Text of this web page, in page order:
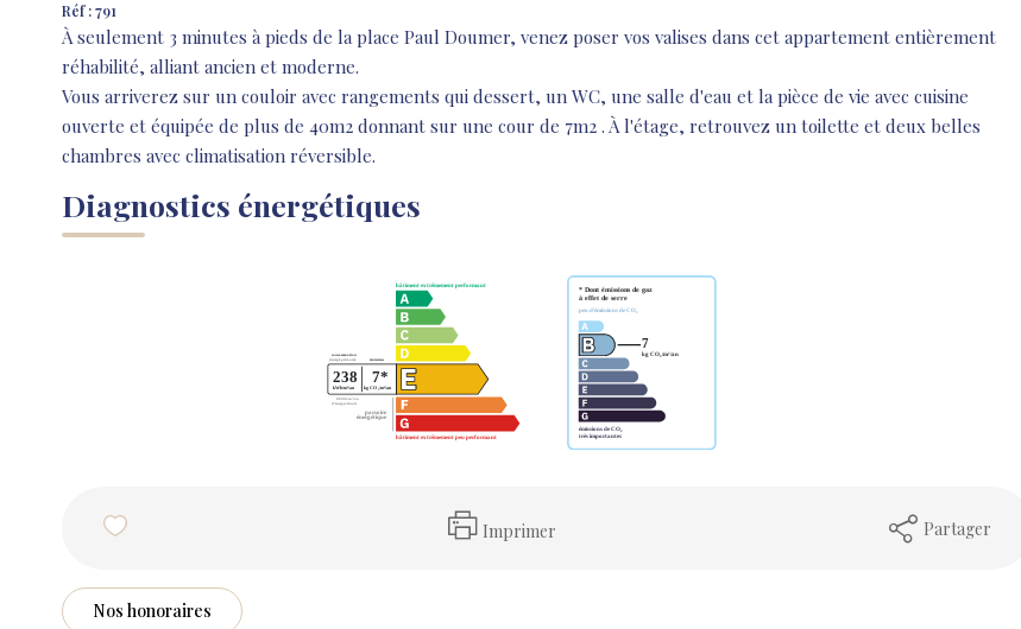
Réf : 791
À seulement 3 minutes à pieds de la place Paul Doumer, venez poser vos valises dans cet appartement entièrement
réhabilité, alliant ancien et moderne.
Vous arriverez sur un couloir avec rangements qui dessert, un WC, une salle d'eau et la pièce de vie avec cuisine
ouverte et équipée de plus de 40m2 donnant sur une cour de 7m2 . À l'étage, retrouvez un toilette et deux belles
chambres avec climatisation réversible.
Diagnostics énergétiques
Imprimer Partager
Nos honoraires